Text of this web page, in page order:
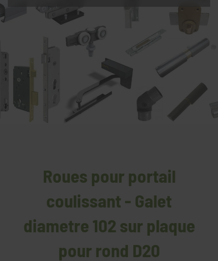
Roues pour portail
coulissant - Galet
diametre 102 sur plaque
pour rond D20